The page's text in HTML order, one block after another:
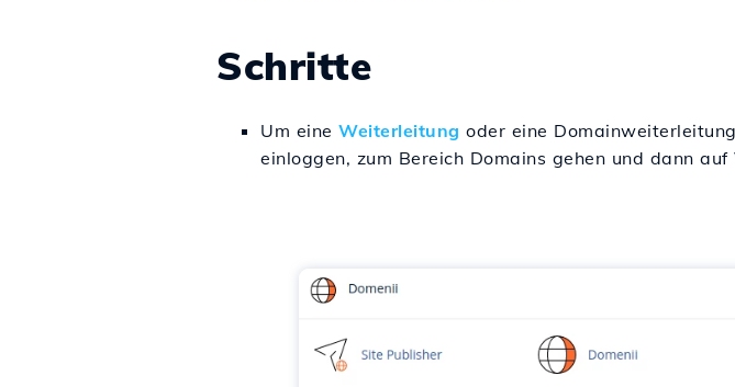
Schritte
Um eine Weiterleitung oder eine
einloggen, zum Bereich Domains gehen und dann auf